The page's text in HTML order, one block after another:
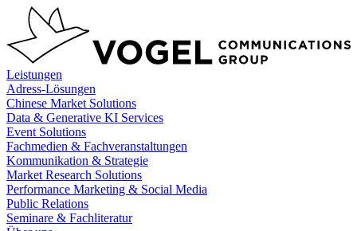
Zum
Inhalt
springen
Leistungen
Adress-Lösungen
Chinese Market Solutions
Data & Generative KI Services
Event Solutions
Fachmedien & Fachveranstaltungen
Kommunikation & Strategie
Market Research Solutions
Performance Marketing & Social Media
Public Relations
Seminare & Fachliteratur